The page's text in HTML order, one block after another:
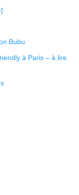
Bubu
à Paris – à lire